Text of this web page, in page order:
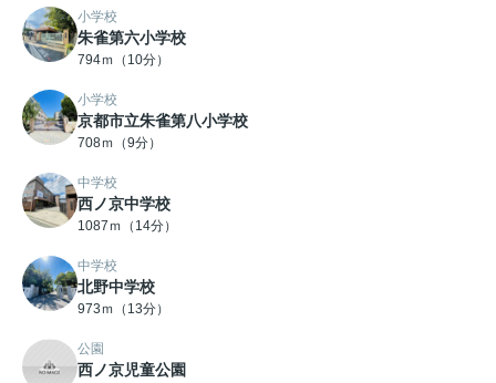
小学校
朱雀第六小学校
794ｍ（10分）
小学校
京都市立朱雀第八小学校
708ｍ（9分）
中学校
西ノ京中学校
1087ｍ（14分）
中学校
北野中学校
973ｍ（13分）
公園
西ノ京児童公園